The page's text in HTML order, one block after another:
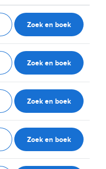
Zoek en boek
Zoek en boek
Zoek en boek
Zoek en boek